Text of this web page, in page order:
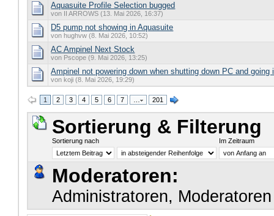
Aquasuite Profile Selection bugged
von II ARROWS (13. Mai 2026, 16:37)
D5 pump not showing in Aquasuite
von hughvw (8. Mai 2026, 10:52)
AC Ampinel Next Stock
von Pscope (9. Mai 2026, 13:25)
Ampinel not powering down when shutting down PC and going
von koji (8. Mai 2026, 19:29)
1 2 3 4 5 6 7 … 201
Sortierung & Filterung
Sortierung nach Im Zeitraum
Moderatoren:
Administratoren, Moderatoren